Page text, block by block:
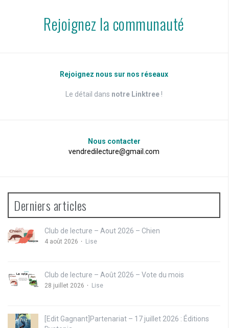
Rejoignez la communauté
Rejoignez nous sur nos réseaux
Le détail dans notre Linktree !
Nous contacter
vendredilecture@gmail.com
Derniers articles
Club de lecture – Aout 2026 – Chien
4 août 2026 Lise
Club de lecture – Août 2026 – Vote du mois
28 juillet 2026 Lise
[Edit Gagnant]Partenariat – 17 juillet 2026 : Éditions